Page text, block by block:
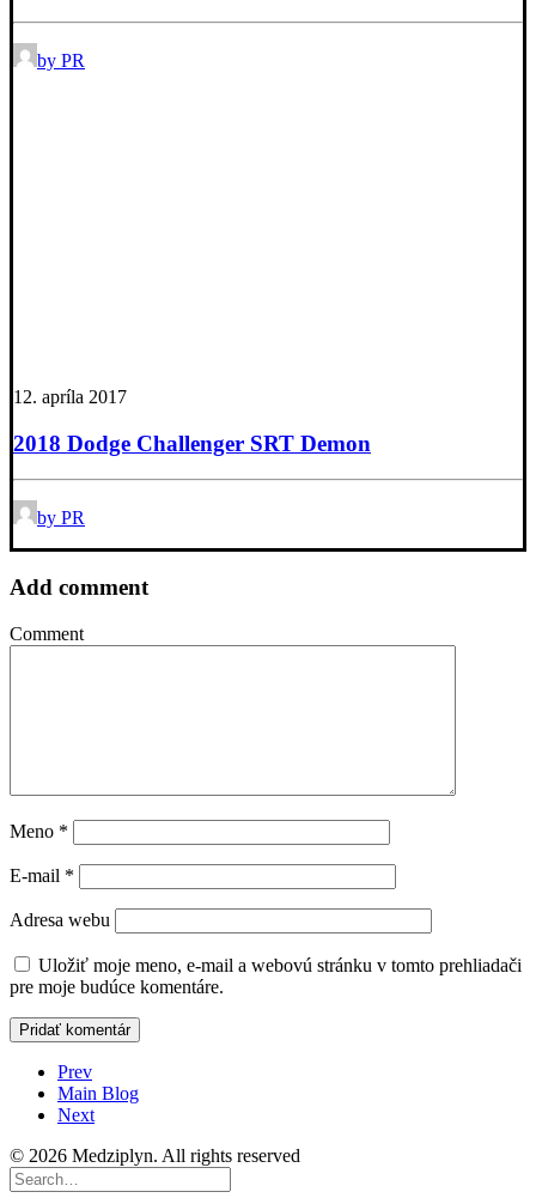
by PR
12. apríla 2017
2018 Dodge Challenger SRT Demon
by PR
Add comment
Comment
Meno *
E-mail *
Adresa webu
Uložiť moje meno, e-mail a webovú stránku v tomto prehliadači
pre moje budúce komentáre.
Prev
Main Blog
Next
© 2026 Medziplyn. All rights reserved